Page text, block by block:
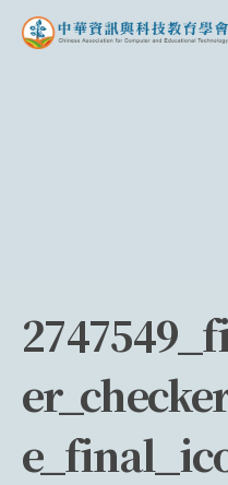
Skip